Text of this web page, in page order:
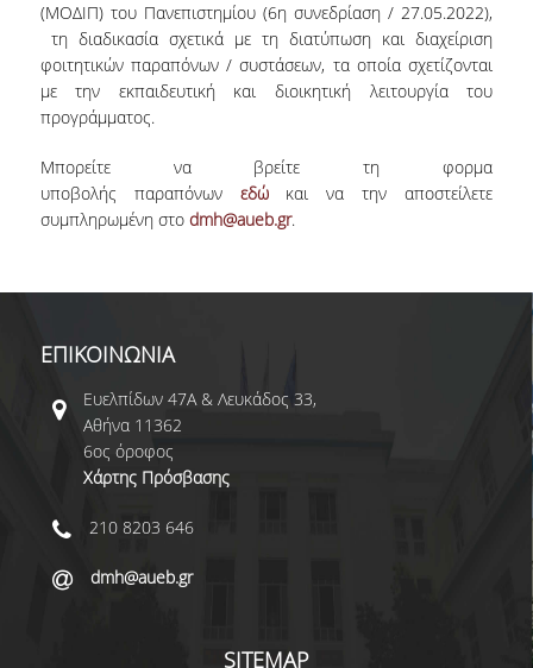
ΣΕ ΠΟΙΟΥΣ ΑΠΕΥΘΥΝΕΤΑΙ
ΕΙΣΑΓΩΓΗ ΦΟΙΤΗΤΩΝ
ΔΙΔΑΚΤΡΑ/ΥΠΟΤΡΟΦΙΕΣ
ΑΙΤΗΣΕΙΣ
ΣΠΟΥΔΕΣ
ΕΞΕΤΑΣΕΙΣ
ΩΡΟΛΟΓΙΟ ΠΡΟΓΡΑΜΜΑ
ΑΚΑΔΗΜΑΪΚΟ ΗΜΕΡΟΛΟΓΙΟ
ΚΑΡΙΕΡΑ
(ΜΟΔΙΠ) του Πανεπιστημίου (6η συνεδρίαση / 27.05.2022),
τη διαδικασία σχετικά με τη διατύπωση και διαχείριση
φοιτητικών παραπόνων / συστάσεων, τα οποία σχετίζονται
με την εκπαιδευτική και διοικητική λειτουργία του
προγράμματος.
Μπορείτε να βρείτε τη φορμα
υποβολής παραπόνων εδώκαι να την αποστείλετε
συμπληρωμένη στο dmh@aueb.gr.
ΕΠΙΚΟΙΝΩΝΙΑ
Ευελπίδων 47Α & Λευκάδος 33,
Αθήνα 11362
6ος όροφος
Χάρτης Πρόσβασης
210 8203 646
dmh@aueb.gr
SITEMAP